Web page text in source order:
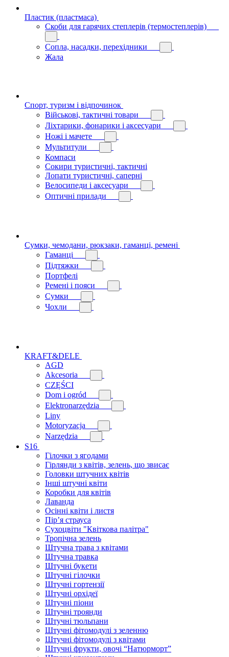
Пластик (пластмаса)
Скоби для гарячих степлерів (термостеплерів)
Сопла, насадки, перехідники
Жала
Спорт, туризм і відпочинок
Військові, тактичні товари
Ліхтарики, фонарики і аксесуари
Ножі і мачете
Мультитули
Компаси
Сокири туристичні, тактичні
Лопати туристичні, саперні
Велосипеди і аксесуари
Оптичні прилади
Сумки, чемодани, рюкзаки, гаманці, ремені
Гаманці
Підтяжки
Портфелі
Ремені і пояси
Сумки
Чохли
KRAFT&DELE
AGD
Akcesoria
CZĘŚCI
Dom i ogród
Elektronarzędzia
Liny
Motoryzacja
Narzędzia
S16
Гілочки з ягодами
Гірлянди з квітів, зелень, що звисає
Головки штучних квітів
Інші штучні квіти
Коробки для квітів
Лаванда
Осінні квіти і листя
Пір’я страуса
Сухоцвіти "Квіткова палітра"
Тропічна зелень
Штучна трава з квітами
Штучна травка
Штучні букети
Штучні гілочки
Штучні гортензії
Штучні орхідеї
Штучні піони
Штучні троянди
Штучні тюльпани
Штучні фітомодулі з зеленню
Штучні фітомодулі з квітами
Штучні фрукти, овочі “Натюрморт”